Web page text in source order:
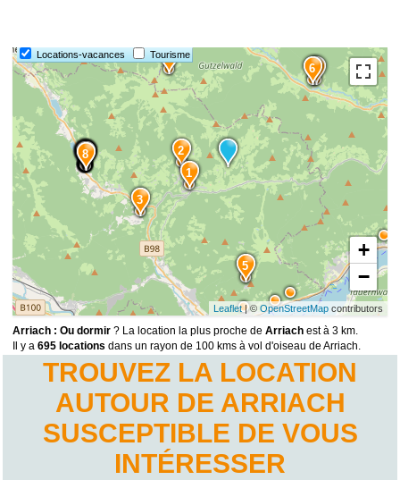
Locations-vacances Tourisme
15
14
13
12
11
10
9
8
7
6
5
4
3
2
1
+
−
Leaflet| © OpenStreetMapcontributors
Arriach : Ou dormir ? La location la plus proche deArriach est à 3 km.
Il y a695 locations dans un rayon de 100 kms à vol d'oiseau de Arriach.
TROUVEZ LA LOCATION
AUTOUR DE ARRIACH
SUSCEPTIBLE DE VOUS
INTÉRESSER